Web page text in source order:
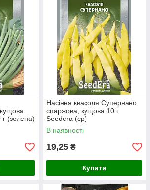
(зелена)
Насіння квасоля Супернано
спаржова, кущова 10 г
Seedera (ср)
В наявності
19,25 ₴
Купити